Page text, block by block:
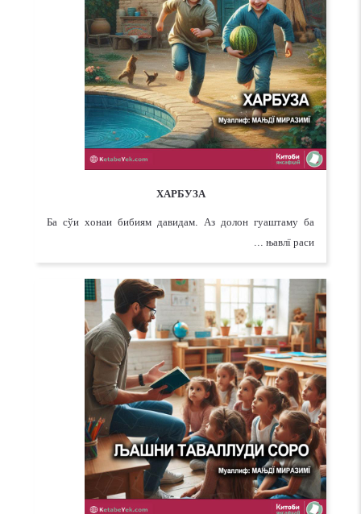
ХАРБУЗА
Ба сўи хонаи бибиям давидам. Аз долон гуаштаму ба
њавлї раси ...